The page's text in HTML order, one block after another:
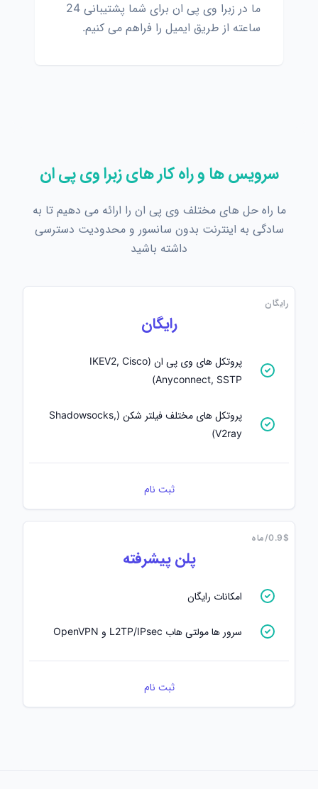
ما در زبرا وی پی ان برای شما پشتیبانی 24
ساعته از طریق ایمیل را فراهم می کنیم.
سرویس ها و راه کار های زبرا وی پی ان
ما راه حل های مختلف وی پی ان را ارائه می دهیم تا به
سادگی به اینترنت بدون سانسور و محدودیت دسترسی
داشته باشید
رایگان
رایگان
پروتکل های وی پی ان (IKEV2, Cisco
Anyconnect, SSTP)
پروتکل های مختلف فیلتر شکن (Shadowsocks,
V2ray)
ثبت نام
0.9$/ماه
پلن پیشرفته
امکانات رایگان
سرور ها مولتی هاب L2TP/IPsec و OpenVPN
ثبت نام